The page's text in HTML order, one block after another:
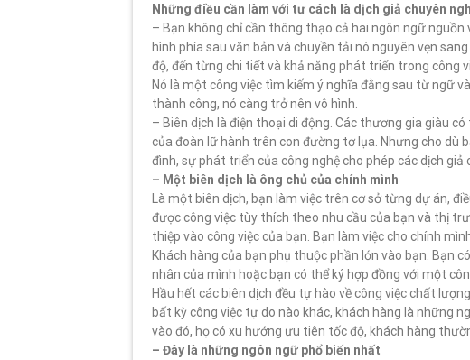
Những điều cần làm với tư cách là dịch giả chuyên
– Bạn không chỉ cần thông thạo cả hai ngôn ngữ
hình phía sau văn bản và chuyền tải nó nguyên vẹn
độ, đến từng chi tiết và khả năng phát triển trong công
Nó là một công việc tìm kiếm ý nghĩa đằng sau từ ngữ
thành công, nó càng trở nên vô hình.
– Biên dịch là điện thoại di động. Các thương gia giàu
của đoàn lữ hành trên con đường tơ lụa. Nhưng cho
đình, sự phát triển của công nghệ cho phép các dịch giả
– Một biên dịch là ông chủ của chính mình
Là một biên dịch, bạn làm việc trên cơ sở từng dự án,
được công việc tùy thích theo nhu cầu của bạn và thị
thiệp vào công việc của bạn. Bạn làm việc cho chính
Khách hàng của bạn phụ thuộc phần lớn vào bạn. Bạn
nhân của mình hoặc bạn có thể ký hợp đồng với một
Hầu hết các biên dịch đều tự hào về công việc chất
bất kỳ công việc tự do nào khác, khách hàng là những
vào đó, họ có xu hướng ưu tiên tốc độ, khách hàng
– Đây là những ngôn ngữ phổ biến nhất